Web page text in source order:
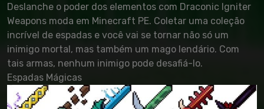
Deslanche o poder dos elementos com Draconic Igniter
Weapons moda em Minecraft PE. Coletar uma coleção
incrível de espadas e você vai se tornar não só um
inimigo mortal, mas também um mago lendário. Com
tais armas, nenhum inimigo pode desafiá-lo.
Espadas Mágicas